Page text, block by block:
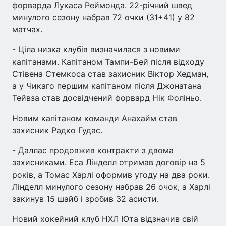
форварда Лукаса Реймонда. 22-річний швед
минулого сезону набрав 72 очки (31+41) у 82
матчах.
- Ціла низка клубів визначилася з новими
капітанами. Капітаном Тампи-Бей після відходу
Стівена Стемкоса став захисник Віктор Хедман,
а у Чикаго першим капітаном після Джонатана
Тейвза став досвідчений форвард Нік Фоліньо.
Новим капітаном команди Анахайм став
захисник Радко Гудас.
- Даллас продовжив контракти з двома
захисниками. Еса Лінделл отримав договір на 5
років, а Томас Харлі оформив угоду на два роки.
Лінделл минулого сезону набрав 26 очок, а Харлі
закинув 15 шайб і зробив 32 асисти.
Новий хокейний клуб НХЛ Юта відзначив свій